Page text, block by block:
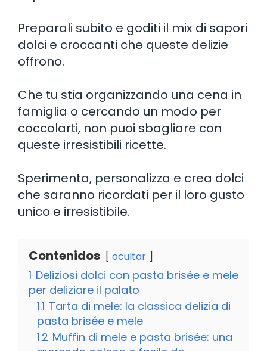
Preparali subito e goditi il mix di sapori
dolci e croccanti che queste delizie
offrono.
Che tu stia organizzando una cena in
famiglia o cercando un modo per
coccolarti, non puoi sbagliare con
queste irresistibili ricette.
Sperimenta, personalizza e crea dolci
che saranno ricordati per il loro gusto
unico e irresistibile.
Contenidos ocultar
1 Deliziosi dolci con pasta brisée e mele
per deliziare il palato
1.1 Tarta di mele: la classica delizia di
pasta brisée e mele
1.2 Muffin di mele e pasta brisée: una